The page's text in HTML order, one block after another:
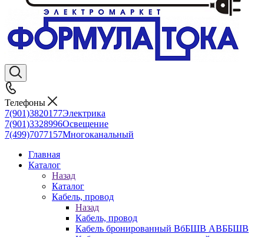
Телефоны
7(901)3820177Электрика
7(901)3328996Освещение
7(499)7077157Многоканальный
Главная
Каталог
Назад
Каталог
Кабель, провод
Назад
Кабель, провод
Кабель бронированный ВбБШВ АВББШВ